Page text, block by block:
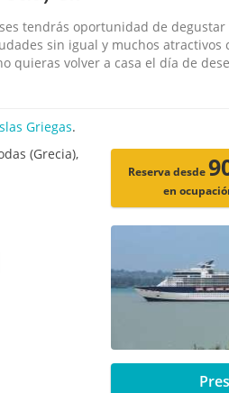
tendrás oportunidad de
sin igual y muchos atractivos
quieras volver a casa el día de
Griegas.
(Grecia),
Reserva desde
en